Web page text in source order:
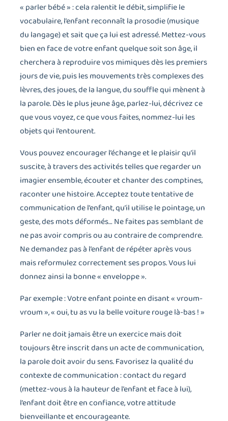
« parler bébé » : cela ralentit le débit, simplifie le
vocabulaire, l’enfant reconnaît la prosodie (musique
du langage) et sait que ça lui est adressé. Mettez-vous
bien en face de votre enfant quelque soit son âge, il
cherchera à reproduire vos mimiques dès les premiers
jours de vie, puis les mouvements très complexes des
lèvres, des joues, de la langue, du souffle qui mènent à
la parole. Dès le plus jeune âge, parlez-lui, décrivez ce
que vous voyez, ce que vous faites, nommez-lui les
objets qui l’entourent.
Vous pouvez encourager l’échange et le plaisir qu’il
suscite, à travers des activités telles que regarder un
imagier ensemble, écouter et chanter des comptines,
raconter une histoire. Acceptez toute tentative de
communication de l’enfant, qu’il utilise le pointage, un
geste, des mots déformés… Ne faites pas semblant de
ne pas avoir compris ou au contraire de comprendre.
Ne demandez pas à l’enfant de répéter après vous
mais reformulez correctement ses propos. Vous lui
donnez ainsi la bonne « enveloppe ».
Par exemple : Votre enfant pointe en disant « vroum-
vroum », « oui, tu as vu la belle voiture rouge là-bas ! »
Parler ne doit jamais être un exercice mais doit
toujours être inscrit dans un acte de communication,
la parole doit avoir du sens. Favorisez la qualité du
contexte de communication : contact du regard
(mettez-vous à la hauteur de l’enfant et face à lui),
l’enfant doit être en confiance, votre attitude
bienveillante et encourageante.